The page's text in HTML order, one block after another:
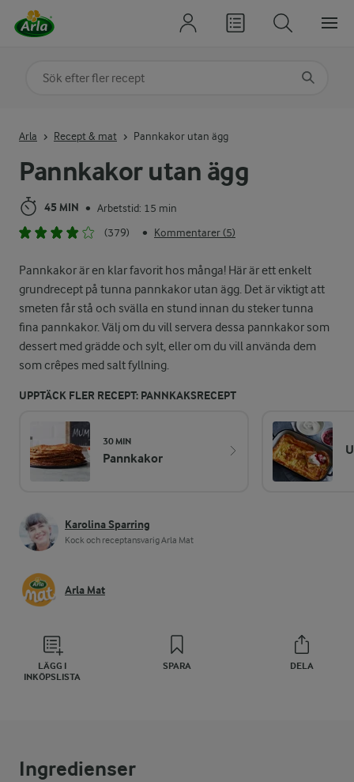
Pannkakor utan ägg
45 MIN • Arbetstid: 15 min
(379)
• Kommentarer (5)
Pannkakor är en klar favorit hos många! Här är ett enkelt
grundrecept på tunna pannkakor utan ägg. Det är viktigt att
smeten får stå och svälla en stund innan du steker tunna
fina pannkakor. Välj om du vill servera dessa pannkakor som
dessert med grädde och sylt, eller om du vill använda dem
som crêpes med salt fyllning.
UPPTÄCK FLER RECEPT: PANNKAKSRECEPT
30 MIN
Pannkakor
Karolina Sparring
Kock och receptansvarig Arla Mat
Arla Mat
LÄGG I
INKÖPSLISTA
SPARA DELA
Arla Recept & mat Pannkakor utan ägg
Ingredienser
Sök på kategori eller ingrediens